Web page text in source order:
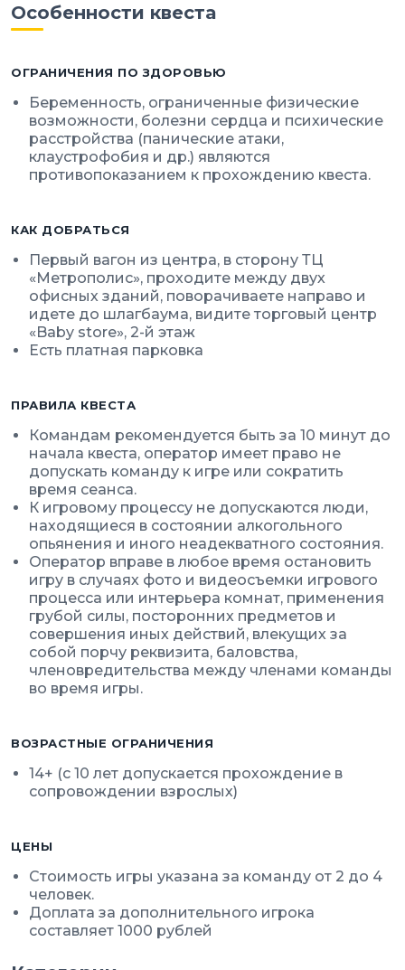
Особенности квеста
ОГРАНИЧЕНИЯ ПО ЗДОРОВЬЮ
Беременность, ограниченные физические
возможности, болезни сердца и психические
расстройства (панические атаки,
клаустрофобия и др.) являются
противопоказанием к прохождению квеста.
КАК ДОБРАТЬСЯ
Первый вагон из центра, в сторону ТЦ
«Метрополис», проходите между двух
офисных зданий, поворачиваете направо и
идете до шлагбаума, видите торговый центр
«Baby store», 2-й этаж
Есть платная парковка
ПРАВИЛА КВЕСТА
Командам рекомендуется быть за 10 минут до
начала квеста, оператор имеет право не
допускать команду к игре или сократить
время сеанса.
К игровому процессу не допускаются люди,
находящиеся в состоянии алкогольного
опьянения и иного неадекватного состояния.
Оператор вправе в любое время остановить
игру в случаях фото и видеосъемки игрового
процесса или интерьера комнат, применения
грубой силы, посторонних предметов и
совершения иных действий, влекущих за
собой порчу реквизита, баловства,
членовредительства между членами команды
во время игры.
ВОЗРАСТНЫЕ ОГРАНИЧЕНИЯ
14+ (с 10 лет допускается прохождение в
сопровождении взрослых)
ЦЕНЫ
Стоимость игры указана за команду от 2 до 4
человек.
Доплата за дополнительного игрока
составляет 1000 рублей